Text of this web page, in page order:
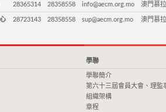
28365314 28358558 info@aecm.org.mo 澳門慕
28723143 28358558 sup@aecm.org.mo 澳門慕
學聯
學聯簡介
第六十三屆會員大會、理監
組織架構
章程